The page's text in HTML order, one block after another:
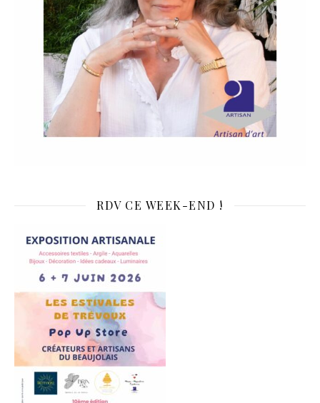
RDV CE WEEK-END !